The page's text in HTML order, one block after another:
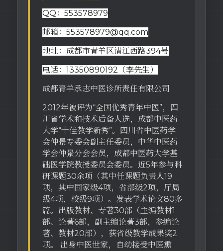
QQ：553578979
邮箱：553578979@qq.com
地址：成都市青羊区清江西路394号
电话：13350890192（李先生）
成都青羊承志中医诊所责任有限公司
2012年被评为“全国优秀青年中医”，四
川省学术和技术后备人选，成都中医药
大学“十佳教学新秀”。四川省中医药学
会仲景专委会副主任委员，中华中医药
学会仲景分会会员，成都中医药大学基
础医学院教授委员会委员。近5年参与科
研课题30余项（其中任课题负责人19
项，其中国家级4项，省部级2项，厅局
级4项，校级9项）。发表学术论文80多
篇。出版教材、专著30部（主编教材1
部、论著6部，副主编论著3部，参编论
著、教材20部），获省级教学成果奖2
项。 出身中医世家，自幼接受中医熏